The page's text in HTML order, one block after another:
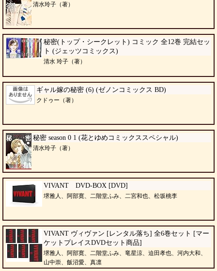
清水玲子（著）
秘密(トップ・シークレット) コミック 全12巻 完結セッ
ト (ジェッツコミックス)
清水 玲子（著）
ギャル嫁の秘密 (6) (ゼノンコミックス BD)
クドゥー（著）
秘密 season 0 1 (花とゆめコミックススペシャル)
清水玲子（著）
VIVANT DVD-BOX [DVD]
堺雅人、阿部寛、二階堂ふみ、二宮和也、松坂桃李
VIVANT ヴィヴァン [レンタル落ち] 全6巻セット [マー
ケットプレイスDVDセット商品]
堺雅人、阿部寛、二階堂ふみ、竜星涼、迫田孝也、河内大和、
山中崇、飯沼愛、真凛